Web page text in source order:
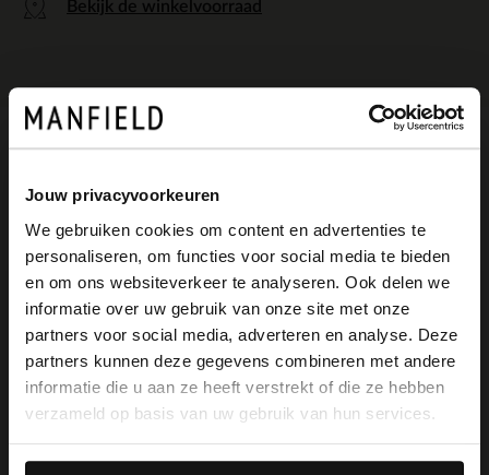
Jouw privacyvoorkeuren
We gebruiken cookies om content en advertenties te
personaliseren, om functies voor social media te bieden
en om ons websiteverkeer te analyseren. Ook delen we
informatie over uw gebruik van onze site met onze
partners voor social media, adverteren en analyse. Deze
partners kunnen deze gegevens combineren met andere
informatie die u aan ze heeft verstrekt of die ze hebben
verzameld op basis van uw gebruik van hun services.
Bekijk de winkelvoorraad
Beige suède loafers met franjes van
Manfield. De loafers hebben een platte
hak van 1 cm en gestikte ronde neus. We
adviseren als verzorging en bescherming
de Natural Trendspray.
×
View this website in English?
It looks like your language isn't Dutch. Would
you like to switch to English?
English